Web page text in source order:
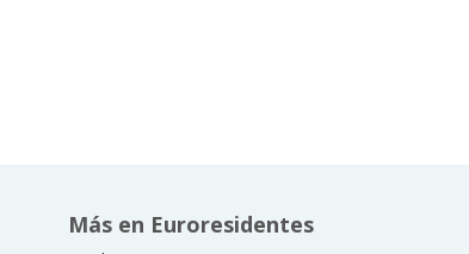
Más en Euroresidentes